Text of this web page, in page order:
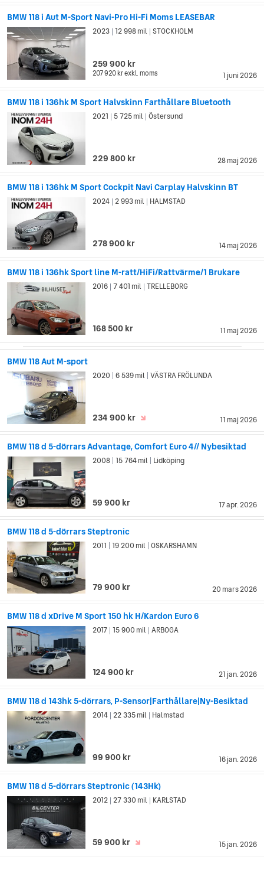
BMW 118 i Aut M-Sport Navi-Pro Hi-Fi Moms LEASEBAR
1 juni 2026
2023 12 998 mil STOCKHOLM
259 900 kr
207 920 krexkl. moms
BMW 118 i 136hk M Sport Halvskinn Farthållare Bluetooth
28 maj 2026
2021 5 725 mil Östersund
229 800 kr
BMW 118 i 136hk M Sport Cockpit Navi Carplay Halvskinn BT
14 maj 2026
2024 2 993 mil HALMSTAD
278 900 kr
BMW 118 i 136hk Sport line M-ratt/HiFi/Rattvärme/1 Brukare
11 maj 2026
2016 7 401 mil TRELLEBORG
168 500 kr
BMW 118 Aut M-sport
11 maj 2026
2020 6 539 mil VÄSTRA FRÖLUNDA
234 900 kr
BMW 118 d 5-dörrars Advantage, Comfort Euro 4// Nybesiktad
17 apr. 2026
2008 15 764 mil Lidköping
59 900 kr
BMW 118 d 5-dörrars Steptronic
20 mars 2026
2011 19 200 mil OSKARSHAMN
79 900 kr
BMW 118 d xDrive M Sport 150 hk H/Kardon Euro 6
21 jan. 2026
2017 15 900 mil ARBOGA
124 900 kr
BMW 118 d 143hk 5-dörrars, P-Sensor|Farthållare|Ny-Besiktad
16 jan. 2026
2014 22 335 mil Halmstad
99 900 kr
BMW 118 d 5-dörrars Steptronic (143Hk)
15 jan. 2026
2012 27 330 mil KARLSTAD
59 900 kr